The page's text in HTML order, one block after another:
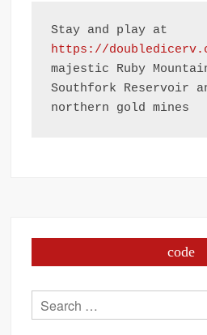
https://
majestic Ruby
Southfork Reservoir
northern gold mines
code